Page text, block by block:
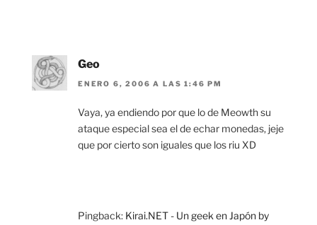
Geo
ENERO 6, 2006 A LAS 1:46 PM
Vaya, ya endiendo por que lo de Meowth su
ataque especial sea el de echar monedas, jeje
que por cierto son iguales que los riu XD
Pingback: Kirai.NET - Un geek en Japón by